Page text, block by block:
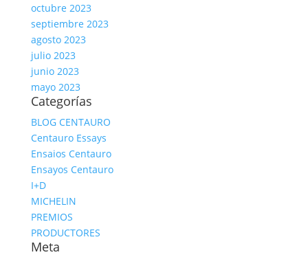
octubre 2023
septiembre 2023
agosto 2023
julio 2023
junio 2023
mayo 2023
Categorías
BLOG CENTAURO
Centauro Essays
Ensaios Centauro
Ensayos Centauro
I+D
MICHELIN
PREMIOS
PRODUCTORES
Meta